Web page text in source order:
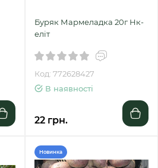
Буряк Мармеладка 20г Нк-
еліт
Код: 772628427
В наявності
22 грн.
Новинка